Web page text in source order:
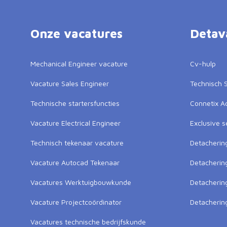
Onze vacatures
Mechanical Engineer vacature
Vacature Sales Engineer
Technische startersfuncties
Vacature Electrical Engineer
Technisch tekenaar vacature
Vacature Autocad Tekenaar
Vacatures Werktuigbouwkunde
Vacature Projectcoördinator
Vacatures technische bedrijfskunde
Cv-hulp
Technisch
Connetix
Exclusive